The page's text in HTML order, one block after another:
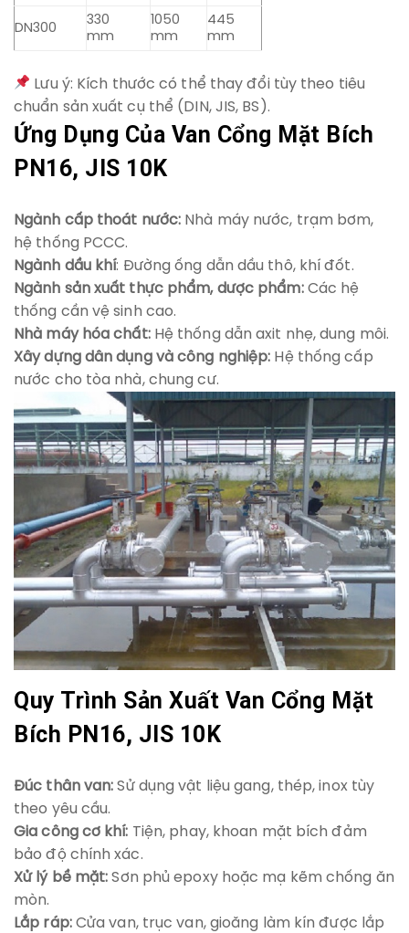
DN300
330
mm
1050
mm
445
mm
Lưu ý: Kích thước có thể thay đổi tùy theo tiêu
chuẩn sản xuất cụ thể (DIN, JIS, BS).
Ứng Dụng Của Van Cổng Mặt Bích
PN16, JIS 10K
Ngành cấp thoát nước: Nhà máy nước, trạm bơm,
hệ thống PCCC.
Ngành dầu khí: Đường ống dẫn dầu thô, khí đốt.
Ngành sản xuất thực phẩm, dược phẩm:Các hệ
thống cần vệ sinh cao.
Nhà máy hóa chất:Hệ thống dẫn axit nhẹ, dung môi.
Xây dựng dân dụng và công nghiệp: Hệ thống cấp
nước cho tòa nhà, chung cư.
Quy Trình Sản Xuất Van Cổng Mặt
Bích PN16, JIS 10K
Đúc thân van: Sử dụng vật liệu gang, thép, inox tùy
theo yêu cầu.
Gia công cơ khí: Tiện, phay, khoan mặt bích đảm
bảo độ chính xác.
Xử lý bề mặt: Sơn phủ epoxy hoặc mạ kẽm chống ăn
mòn.
Lắp ráp:Cửa van, trục van, gioăng làm kín được lắp